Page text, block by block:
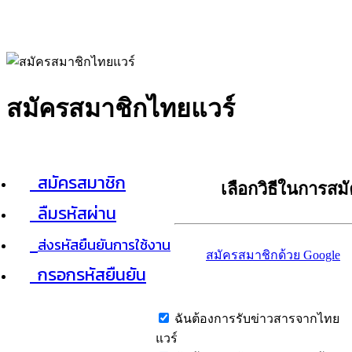
สมัครสมาชิกไทยแวร์
สมัครสมาชิก
ลืมรหัสผ่าน
ส่งรหัสยืนยันการใช้งาน
กรอกรหัสยืนยัน
เลือกวิธีในการส
สมัครสมาชิกด้วย Google
ฉันต้องการรับข่าวสารจากไทย
แวร์